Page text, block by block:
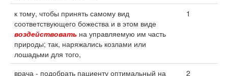
к тому, чтобы принять самому вид
соответствующего божества и в этом виде
воздействовать на управляемую им часть
природы; так, наряжались козлами или
лошадьми для того,
1
врача - подобрать пациенту оптимальный на
2